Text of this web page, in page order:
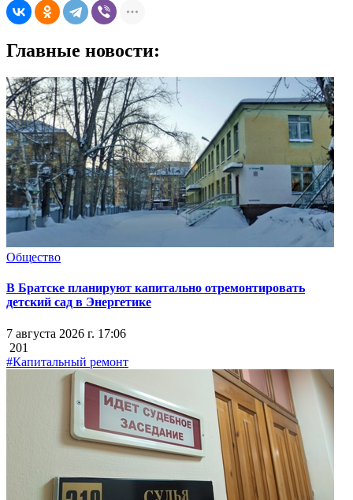
Главные новости:
Общество
В Братске планируют капитально отремонтировать
детский сад в Энергетике
7 августа 2026 г. 17:06
201
#Капитальный ремонт